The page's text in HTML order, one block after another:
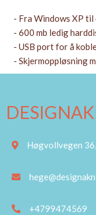
- Fra Windows XP til
- 600 mb ledig
- USB port for å
- Skjermoppløsning
Høgvollvegen
+4799474569